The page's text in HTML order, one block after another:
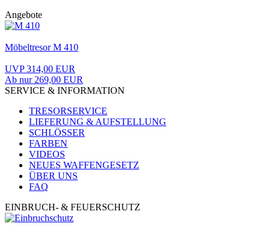
Angebote
Möbeltresor M 410
UVP 314,00 EUR
Ab nur 269,00 EUR
SERVICE & INFORMATION
TRESORSERVICE
LIEFERUNG & AUFSTELLUNG
SCHLÖSSER
FARBEN
VIDEOS
NEUES WAFFENGESETZ
ÜBER UNS
FAQ
EINBRUCH- & FEUERSCHUTZ